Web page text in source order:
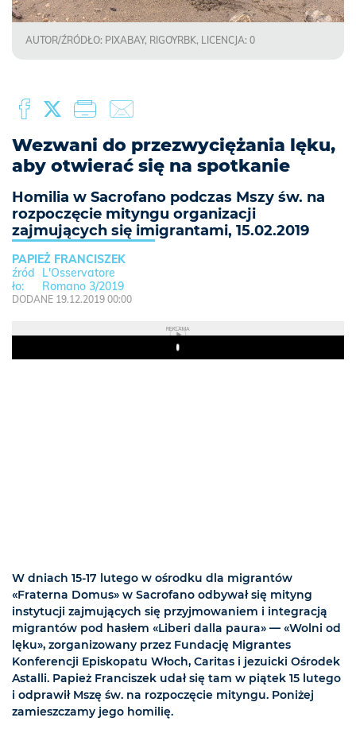
AUTOR/ŹRÓDŁO: PIXABAY, RIGOYRBK, LICENCJA: 0
Wezwani do przezwyciężania lęku,
aby otwierać się na spotkanie
Homilia w Sacrofano podczas Mszy św. na
rozpoczęcie mityngu organizacji
zajmujących się imigrantami, 15.02.2019
PAPIEŻ FRANCISZEK
L'Osservatore
Romano 3/2019
DODANE 19.12.2019 00:00
REKLAMA
Play
W dniach 15-17 lutego w ośrodku dla migrantów
«Fraterna Domus» w Sacrofano odbywał się mityng
instytucji zajmujących się przyjmowaniem i integracją
migrantów pod hasłem «Liberi dalla paura» — «Wolni od
lęku», zorganizowany przez Fundację Migrantes
Konferencji Episkopatu Włoch, Caritas i jezuicki Ośrodek
Astalli. Papież Franciszek udał się tam w piątek 15 lutego
i odprawił Mszę św. na rozpoczęcie mityngu. Poniżej
zamieszczamy jego homilię.